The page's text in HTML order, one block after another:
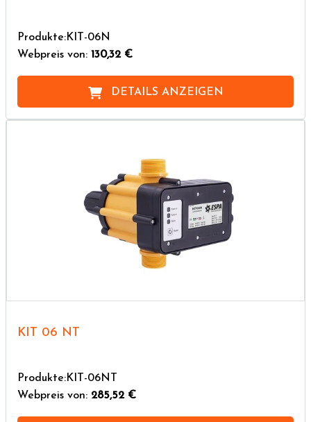
Produkte:KIT-06N
Webpreis von: 130,32 €
DETAILS ANZEIGEN
KIT 06 NT
Produkte:KIT-06NT
Webpreis von: 285,52 €